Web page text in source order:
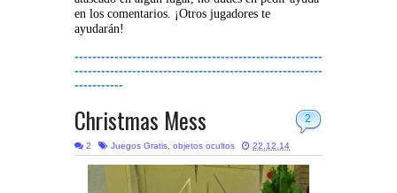
en los comentarios. ¡Otros jugadores te
ayudarán!
--------------------------------------------------------
--------------------------------------------------------
-----------
2
Christmas Mess
2 Juegos Gratis, objetos ocultos 22.12.14